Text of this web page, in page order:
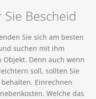
Bescheid
Sie sich am besten
suchen mit ihm
Denn auch wenn
soll, sollten Sie
Einrechnen
Welche das